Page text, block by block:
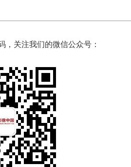
，关注我们的微信公众号：